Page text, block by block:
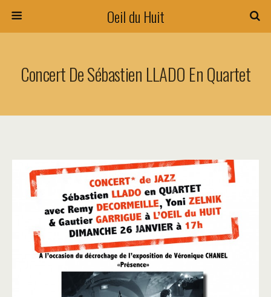
Oeil du Huit
Concert De Sébastien LLADO En Quartet